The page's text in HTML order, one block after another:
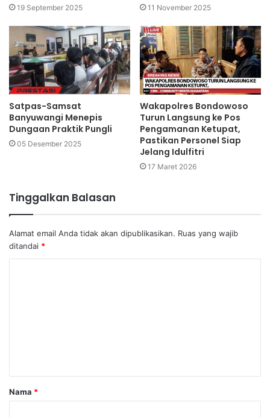
19 September 2025 11 November 2025
Satpas-Samsat
Banyuwangi Menepis
Dungaan Praktik Pungli
05 Desember 2025
Wakapolres Bondowoso
Turun Langsung ke Pos
Pengamanan Ketupat,
Pastikan Personel Siap
Jelang Idulfitri
17 Maret 2026
Tinggalkan Balasan
Alamat email Anda tidak akan dipublikasikan. Ruas yang wajib
ditandai *
a
r
Nama *